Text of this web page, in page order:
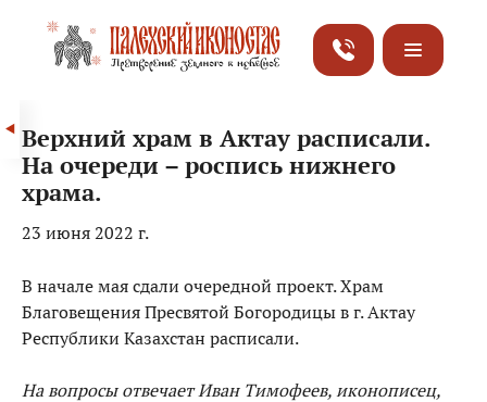
Верхний храм в Актау расписали.
На очереди – роспись нижнего
храма.
23 июня 2022 г.
В начале мая сдали очередной проект. Храм
Благовещения Пресвятой Богородицы в г. Актау
Республики Казахстан расписали.
На вопросы отвечает Иван Тимофеев, иконописец,